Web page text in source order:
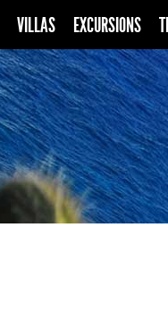
VILLAS EXCURSIONS